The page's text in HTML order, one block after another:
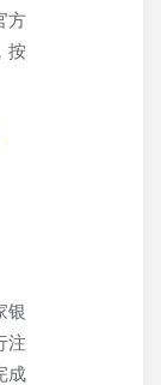
方
按
银
注
成